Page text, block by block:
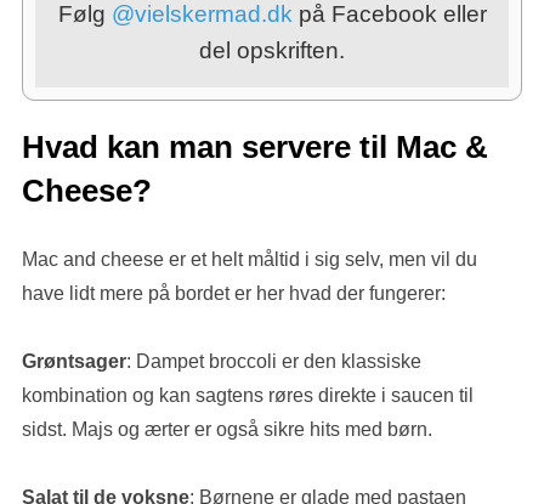
Følg @vielskermad.dk på Facebook eller
del opskriften.
Hvad kan man servere til Mac &
Cheese?
Mac and cheese er et helt måltid i sig selv, men vil du
have lidt mere på bordet er her hvad der fungerer:
Grøntsager: Dampet broccoli er den klassiske
kombination og kan sagtens røres direkte i saucen til
sidst. Majs og ærter er også sikre hits med børn.
Salat til de voksne: Børnene er glade med pastaen